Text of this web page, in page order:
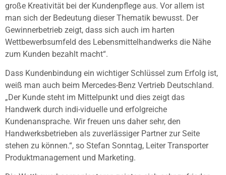
große Kreativität bei der Kundenpflege aus. Vor allem ist
man sich der Bedeutung dieser Thematik bewusst. Der
Gewinnerbetrieb zeigt, dass sich auch im harten
Wettbewerbsumfeld des Lebensmittelhandwerks die Nähe
zum Kunden bezahlt macht“.
Dass Kundenbindung ein wichtiger Schlüssel zum Erfolg ist,
weiß man auch beim Mercedes-Benz Vertrieb Deutschland.
„Der Kunde steht im Mittelpunkt und dies zeigt das
Handwerk durch indi-viduelle und erfolgreiche
Kundenansprache. Wir freuen uns daher sehr, den
Handwerksbetrieben als zuverlässiger Partner zur Seite
stehen zu können.“, so Stefan Sonntag, Leiter Transporter
Produktmanagement und Marketing.